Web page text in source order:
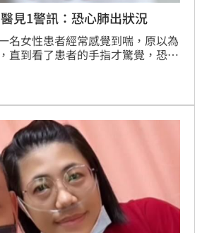
見1警訊：恐心肺出狀況
名女性患者經常感覺到喘，原以為
直到看了患者的手指才驚覺，恐怕